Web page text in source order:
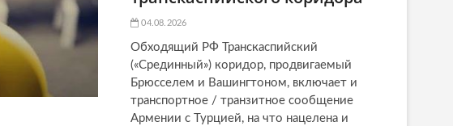
04.08.2026
Обходящий РФ Транскаспийский
(«Срединный») коридор, продвигаемый
Брюсселем и Вашингтоном, включает и
транспортное / транзитное сообщение
Армении с Турцией, на что нацелена и